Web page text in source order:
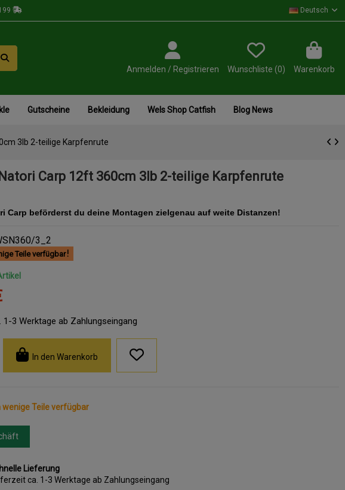
Deutsch
Anmelden / Registrieren Wunschliste (0) Warenkorb
Gutscheine Bekleidung Wels Shop Catfish Blog News
3lb 2-teilige Karpfenrute
Carp 12ft 360cm 3lb 2-teilige Karpfenrute
Carp beförderst du deine Montagen zielgenau auf weite Distanzen!
3_2
Teile verfügbar
1-3 Werktage ab Zahlungseingang
In den Warenkorb
wenige Teile verfügbar
Lieferung
ca. 1-3 Werktage ab Zahlungseingang